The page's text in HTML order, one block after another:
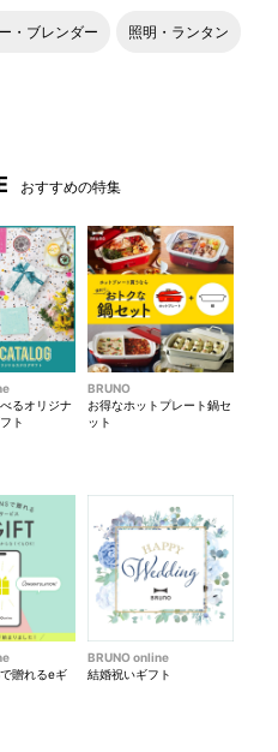
可能です。
ポーチポケットは丸カン付属
・ブレンダー 照明・ランタン
おすすめの特集
るオリジナ
ト
BRUNO
お得なホットプレート鍋セ
ット
贈れるeギ
BRUNO online
結婚祝いギフト